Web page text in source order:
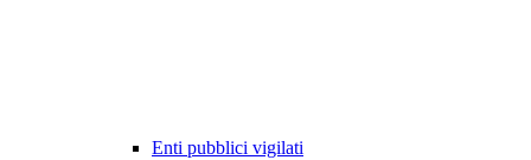
Enti pubblici vigilati